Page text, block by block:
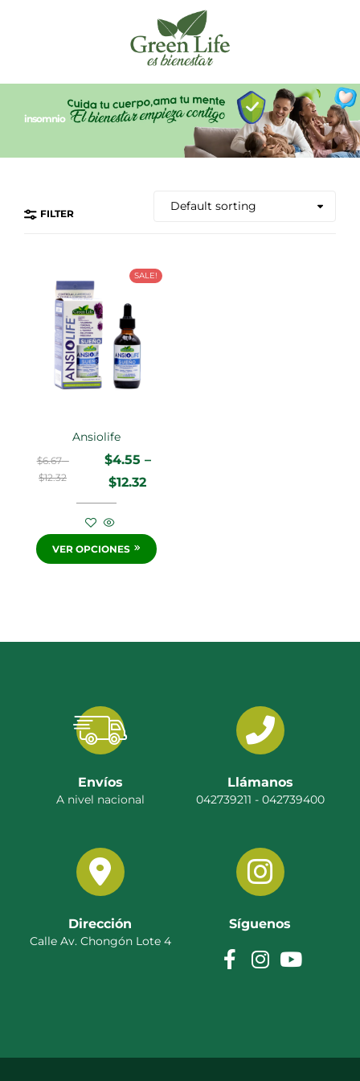
insomnio
FILTER
SALE!
Ansiolife
$6.67–
$12.32
$4.55 –
$12.32
VER OPCIONES
Envíos
A nivel nacional
Llámanos
042739211 - 042739400
Dirección
Calle Av. Chongón Lote 4
Síguenos